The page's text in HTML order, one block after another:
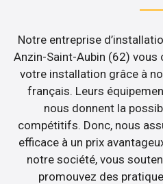
Notre entreprise
Anzin-Saint-Aubin (62)
votre installation grâce à
français. Leurs
nous donnent la
compétitifs. Donc, nous
efficace à un prix
notre société, vous
promouvez des